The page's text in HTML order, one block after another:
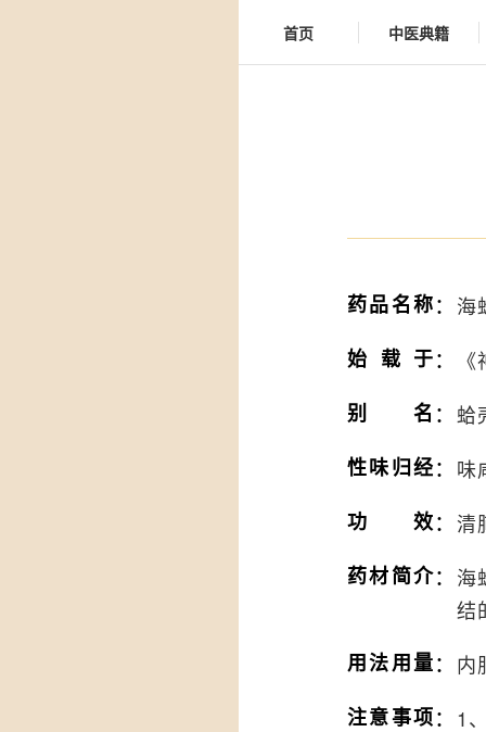
首页 中医典籍
药品名称： 海
始载于：
别名 ： 蛤
性味归经： 味
功效： 清
药材简介： 海
结
用法用量： 内
注意事项： 1